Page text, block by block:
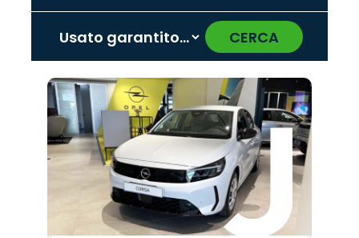
CERCA
Promo
Seat
Promo
Jaecoo
Promo
Omoda
Promo
Fiat
Promo
Citroën
Promo
Alfa
Romeo
Promo
Land
Rover
Promo
Jeep
Promo
Opel
Promo
Lancia
Promo
Abarth
Promo
Hyundai
Promo
Mazda
Promo
Cupra
Promo
Peugeot
‹ ›